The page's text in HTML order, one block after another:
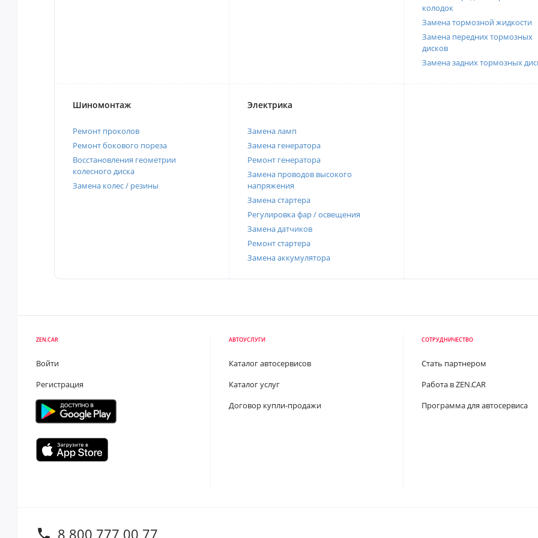
колодок
Замена тормозной жидкости
Замена передних тормозных
дисков
Замена задних тормозных
Шиномонтаж
Ремонт проколов
Ремонт бокового пореза
Восстановления геометрии
колесного диска
Замена колес / резины
Электрика
Замена ламп
Замена генератора
Ремонт генератора
Замена проводов высокого
напряжения
Замена стартера
Регулировка фар / освещения
Замена датчиков
Ремонт стартера
Замена аккумулятора
ZEN.CAR
Войти
Регистрация
АВТОУСЛУГИ
Каталог автосервисов
Каталог услуг
Договор купли-продажи
СОТРУДНИЧЕСТВО
Стать партнером
Работа в ZEN.CAR
Программа для автосервиса
8 800 777 00 77